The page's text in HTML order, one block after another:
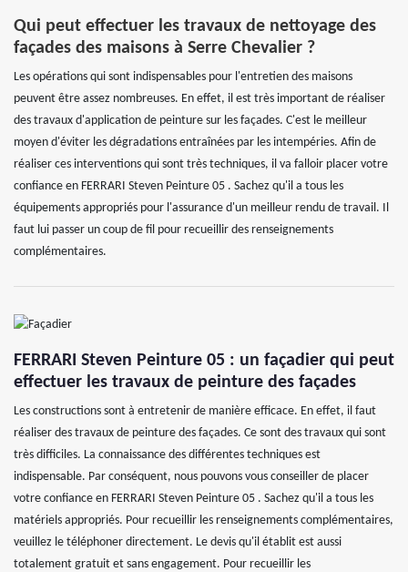
Qui peut effectuer les travaux de nettoyage des
façades des maisons à Serre Chevalier ?
Les opérations qui sont indispensables pour l'entretien des maisons
peuvent être assez nombreuses. En effet, il est très important de réaliser
des travaux d'application de peinture sur les façades. C'est le meilleur
moyen d'éviter les dégradations entraînées par les intempéries. Afin de
réaliser ces interventions qui sont très techniques, il va falloir placer votre
confiance en FERRARI Steven Peinture 05 . Sachez qu'il a tous les
équipements appropriés pour l'assurance d'un meilleur rendu de travail. Il
faut lui passer un coup de fil pour recueillir des renseignements
complémentaires.
FERRARI Steven Peinture 05 : un façadier qui peut
effectuer les travaux de peinture des façades
Les constructions sont à entretenir de manière efficace. En effet, il faut
réaliser des travaux de peinture des façades. Ce sont des travaux qui sont
très difficiles. La connaissance des différentes techniques est
indispensable. Par conséquent, nous pouvons vous conseiller de placer
votre confiance en FERRARI Steven Peinture 05 . Sachez qu'il a tous les
matériels appropriés. Pour recueillir les renseignements complémentaires,
veuillez le téléphoner directement. Le devis qu'il établit est aussi
totalement gratuit et sans engagement. Pour recueillir les